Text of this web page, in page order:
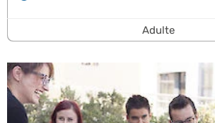
Adulte